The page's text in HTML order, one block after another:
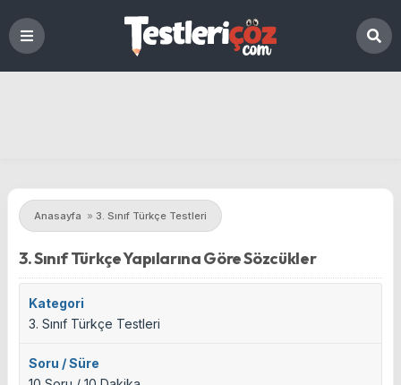
Anasayfa » 3. Sınıf Türkçe Testleri
3. Sınıf Türkçe Yapılarına Göre Sözcükler
Kategori
3. Sınıf Türkçe Testleri
Soru / Süre